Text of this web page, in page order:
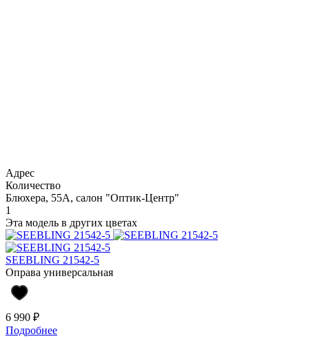
Адрес
Количество
Блюхера, 55А, салон "Оптик-Центр"
1
Эта модель в других цветах
SEEBLING 21542-5
Оправа универсальная
6 990 ₽
Подробнее